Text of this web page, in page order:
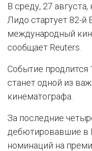
В среду, 27
Лидо стартует 82-й
международный
сообщает Reuters.
Событие продлится
станет одной из
кинематографа.
За последние
дебютировавшие в
номинаций на